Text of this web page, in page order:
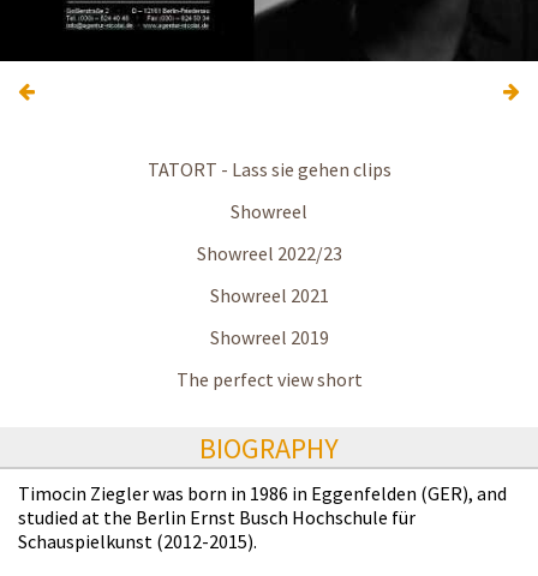
TATORT - Lass sie gehen clips
Showreel
Showreel 2022/23
Showreel 2021
Showreel 2019
The perfect view short
BIOGRAPHY
Timocin Ziegler was born in 1986 in Eggenfelden (GER), and
studied at the Berlin Ernst Busch Hochschule für
Schauspielkunst (2012-2015).